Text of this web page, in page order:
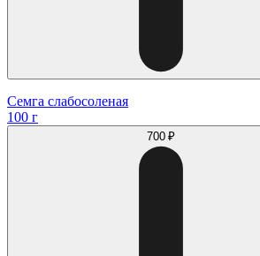
Семга слабосоленая
100 г
700 ₽